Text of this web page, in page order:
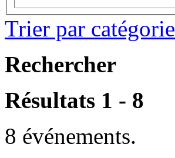
Trier par catégorie
Rechercher
Résultats 1 - 8
8 événements.